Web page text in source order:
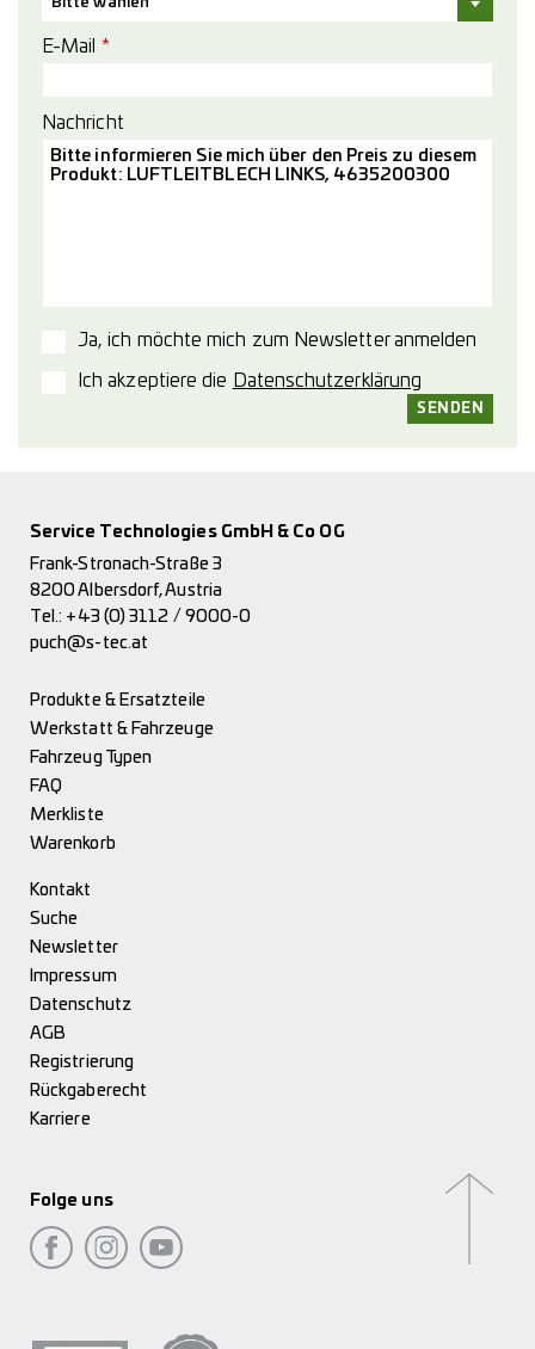
E-Mail *
Nachricht
Ja, ich möchte mich zum Newsletter anmelden
Ich akzeptiere die Datenschutzerklärung
Service Technologies GmbH & Co OG
Frank-Stronach-Straße 3
8200 Albersdorf, Austria
Tel.: +43 (0) 3112 / 9000-0
puch@s-tec.at
Produkte & Ersatzteile
Werkstatt & Fahrzeuge
Fahrzeug Typen
FAQ
Merkliste
Warenkorb
Kontakt
Suche
Newsletter
Impressum
Datenschutz
AGB
Registrierung
Rückgaberecht
Karriere
Folge uns